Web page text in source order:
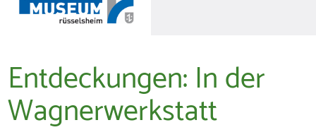
Entdeckungen: In der
Wagnerwerkstatt